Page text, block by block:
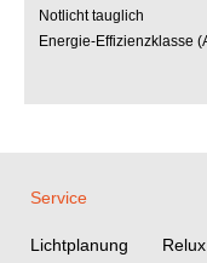
Notlicht tauglich
Energie-Effizienzklasse
Service
Lichtplanung Relux